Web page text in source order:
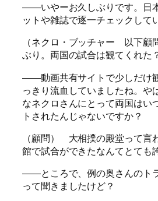
――いやーお久しぶりです。日
ットや雑誌で逐一チェックして
（ネクロ・ブッチャー 以下
ぶり。両国の試合は観てくれた
――動画共有サイトで少しだけ
っきり流血していましたね。や
なネクロさんにとって両国はい
トされたんじゃないですか？
（顧問） 大相撲の殿堂って言
館で試合ができたなんてとても
――ところで、例の奥さんのト
って聞きましたけど？